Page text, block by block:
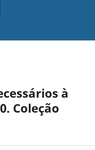
à
Coleção